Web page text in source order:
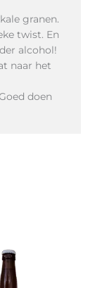
granen.
twist. En
alcohol!
naar het
doen